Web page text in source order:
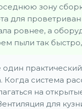
зону
для
ровнее, а
пыли так
практический
Когда система
на
для